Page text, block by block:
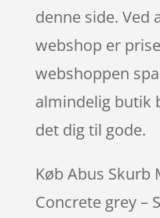
denne side. Ved
webshop er
webshoppen
almindelig butik
det dig til gode.
Køb Abus Skurb
Concrete grey –